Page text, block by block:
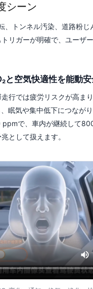
シーン
、トンネル汚染、道路粉じ
リガーが明確で、ユーザ
と空気快適性を能動
行では疲労リスクが高ま
眠気や集中低下につなが
ppmで、車内が継続して
として扱えます。